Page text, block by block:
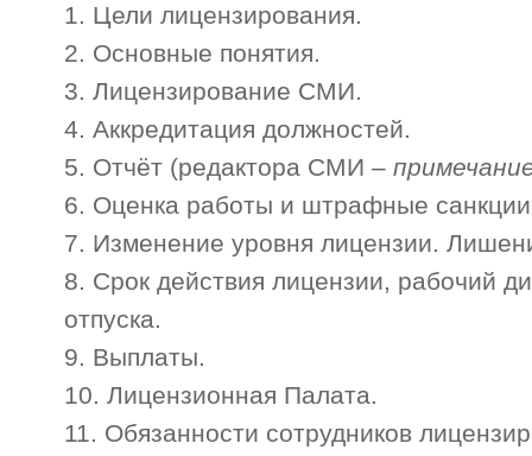
Цели лицензирования.
Основные понятия.
Лицензирование СМИ.
Аккредитация должностей.
Отчёт (редактора СМИ –
Оценка работы и штрафные
Изменение уровня лицензии.
Срок действия лицензии, рабочий
отпуска.
Выплаты.
Лицензионная Палата.
Обязанности сотрудников